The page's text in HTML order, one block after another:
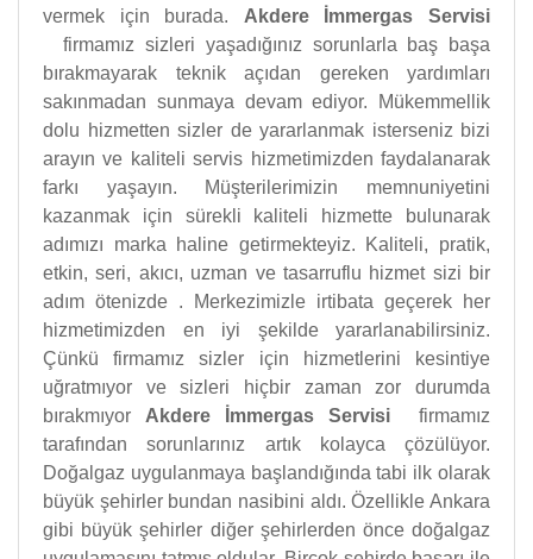
vermek için burada. Akdere İmmergas Servisi
firmamız sizleri yaşadığınız sorunlarla baş başa
bırakmayarak teknik açıdan gereken yardımları
sakınmadan sunmaya devam ediyor. Mükemmellik
dolu hizmetten sizler de yararlanmak isterseniz bizi
arayın ve kaliteli servis hizmetimizden faydalanarak
farkı yaşayın. Müşterilerimizin memnuniyetini
kazanmak için sürekli kaliteli hizmette bulunarak
adımızı marka haline getirmekteyiz. Kaliteli, pratik,
etkin, seri, akıcı, uzman ve tasarruflu hizmet sizi bir
adım ötenizde . Merkezimizle irtibata geçerek her
hizmetimizden en iyi şekilde yararlanabilirsiniz.
Çünkü firmamız sizler için hizmetlerini kesintiye
uğratmıyor ve sizleri hiçbir zaman zor durumda
bırakmıyor Akdere İmmergas Servisi
firmamız
tarafından sorunlarınız artık kolayca çözülüyor.
Doğalgaz uygulanmaya başlandığında tabi ilk olarak
büyük şehirler bundan nasibini aldı. Özellikle Ankara
gibi büyük şehirler diğer şehirlerden önce doğalgaz